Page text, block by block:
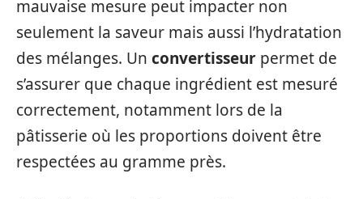
mauvaise mesure peut impacter non
seulement la saveur mais aussi l’hydratation
des mélanges. Un convertisseur permet de
s’assurer que chaque ingrédient est mesuré
correctement, notamment lors de la
pâtisserie où les proportions doivent être
respectées au gramme près.